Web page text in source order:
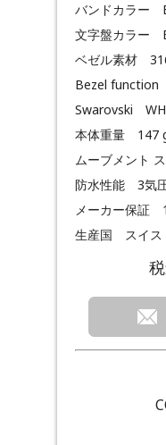
バンドカラー
文字盤カラー
ベゼル素材
Bezel
Swarovski
本体重量 147
ムーブメント
防水性能 3気
メーカー保証
生産国 スイス